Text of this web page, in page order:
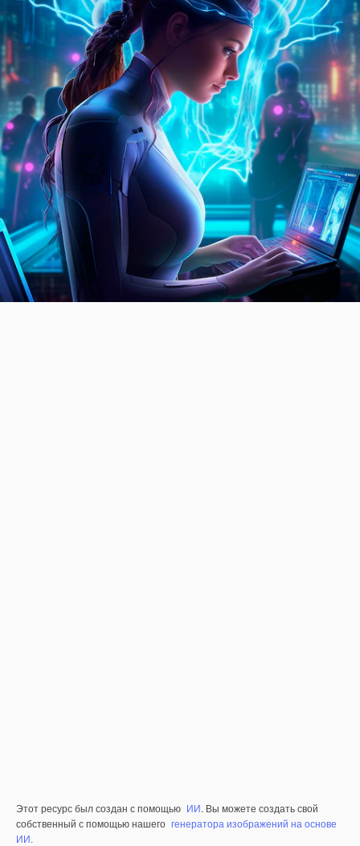
Этот ресурс был создан с помощью ИИ. Вы можете создать свой
собственный с помощью нашего генератора изображений на основе
ИИ.